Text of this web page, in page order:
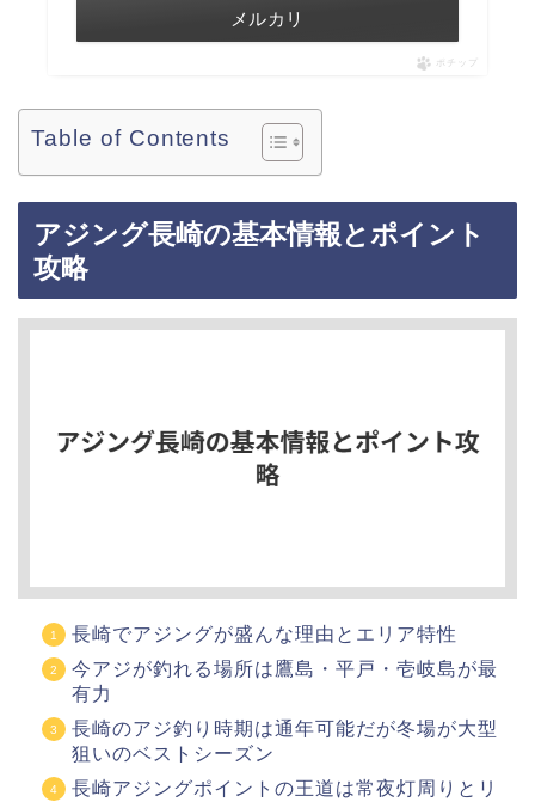
メルカリ
ポチップ
Table of Contents
アジング長崎の基本情報とポイント
攻略
長崎でアジングが盛んな理由とエリア特性
今アジが釣れる場所は鷹島・平戸・壱岐島が最
有力
長崎のアジ釣り時期は通年可能だが冬場が大型
狙いのベストシーズン
長崎アジングポイントの王道は常夜灯周りとリ